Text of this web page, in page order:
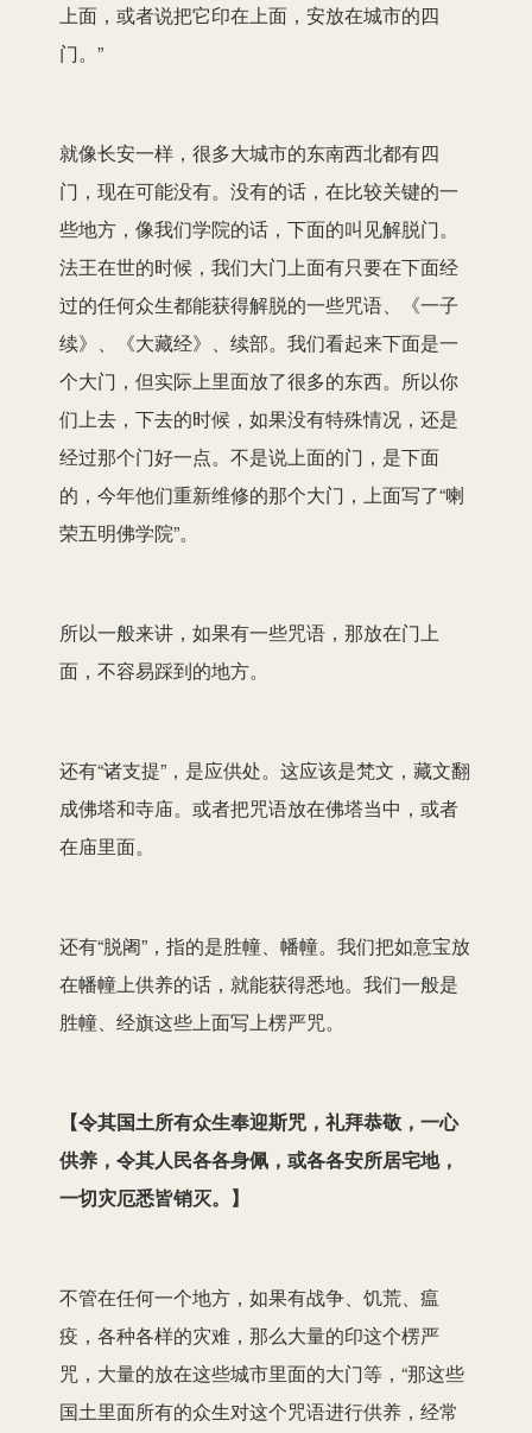
上面，或者说把它印在上面，安放在城市的四
门。”
就像长安一样，很多大城市的东南西北都有四
门，现在可能没有。没有的话，在比较关键的一
些地方，像我们学院的话，下面的叫见解脱门。
法王在世的时候，我们大门上面有只要在下面经
过的任何众生都能获得解脱的一些咒语、《一子
续》、《大藏经》、续部。我们看起来下面是一
个大门，但实际上里面放了很多的东西。所以你
们上去，下去的时候，如果没有特殊情况，还是
经过那个门好一点。不是说上面的门，是下面
的，今年他们重新维修的那个大门，上面写了“喇
荣五明佛学院”。
所以一般来讲，如果有一些咒语，那放在门上
面，不容易踩到的地方。
还有“诸支提”，是应供处。这应该是梵文，藏文翻
成佛塔和寺庙。或者把咒语放在佛塔当中，或者
在庙里面。
还有“脱阇”，指的是胜幢、幡幢。我们把如意宝放
在幡幢上供养的话，就能获得悉地。我们一般是
胜幢、经旗这些上面写上楞严咒。
【令其国土所有众生奉迎斯咒，礼拜恭敬，一心
供养，令其人民各各身佩，或各各安所居宅地，
一切灾厄悉皆销灭。 】
不管在任何一个地方，如果有战争、饥荒、瘟
疫，各种各样的灾难，那么大量的印这个楞严
咒，大量的放在这些城市里面的大门等，“那这些
国土里面所有的众生对这个咒语进行供养，经常